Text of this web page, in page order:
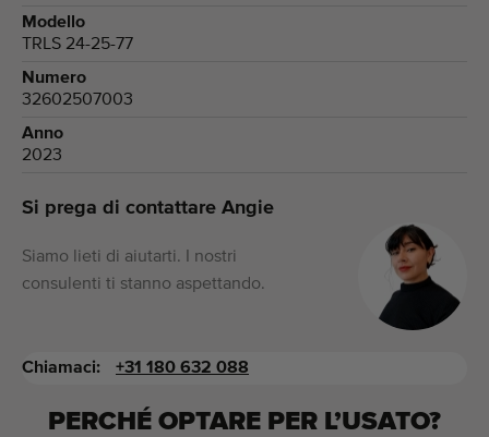
Modello
TRLS 24-25-77
Numero
32602507003
Anno
2023
Si prega di contattare Angie
Siamo lieti di aiutarti. I nostri
consulenti ti stanno aspettando.
Chiamaci: +31 180 632 088
PERCHÉ OPTARE PER L’USATO?